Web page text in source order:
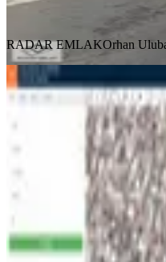
RADAR EMLAKOrhan
TAKASLI
İzmi̇r
M2 Arsa
Konak,
130 m²·
1.900.000 ₺